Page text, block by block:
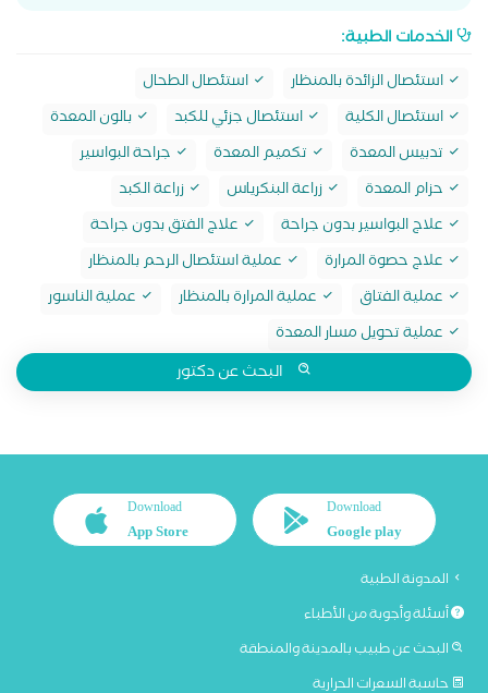
الخدمات الطبية:
استئصال الزائدة بالمنظار
استئصال الطحال
استئصال الكلية
استئصال جزئي للكبد
بالون المعدة
تدبيس المعدة
تكميم المعدة
جراحة البواسير
حزام المعدة
زراعة البنكرياس
زراعة الكبد
علاج البواسير بدون جراحة
علاج الفتق بدون جراحة
علاج حصوة المرارة
عملية استئصال الرحم بالمنظار
عملية الفتاق
عملية المرارة بالمنظار
عملية الناسور
عملية تحويل مسار المعدة
البحث عن دكتور
Download
Google play
Download
App Store
المدونة الطبية
أسئلة وأجوبة من الأطباء
البحث عن طبيب بالمدينة والمنطقة
حاسبة السعرات الحرارية